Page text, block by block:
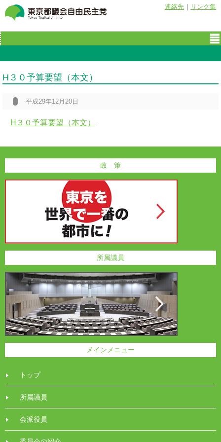
連絡先 ｜ リンク集
H３０予算要望（本文）
平成29年12月20日
H３０予算要望（本文）
政 策
所属議員
メインメニュー
トップ
所属議員
会派役員